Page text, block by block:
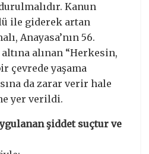
Kanun
ile giderek artan
Anayasa’nın 56.
alınan “Herkesin,
çevrede yaşama
da zarar verir hale
yer verildi.
şiddet suçtur ve